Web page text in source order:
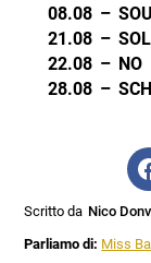
08.08 –
21.08 –
22.08 – NO
28.08 –
Scritto da Nico
Parliamo di: Miss